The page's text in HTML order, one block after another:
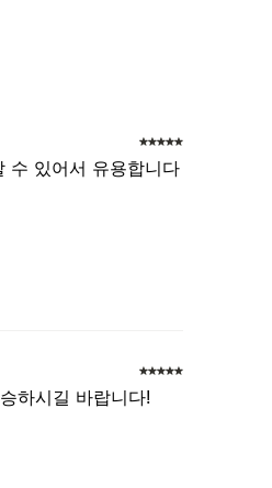
수 있어서 유용합니다
하시길 바랍니다!